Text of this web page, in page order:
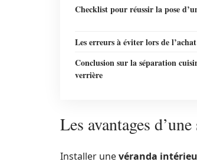
Checklist pour réussir la pose
Les erreurs à éviter lors de
Conclusion sur la séparation
verrière
Les avantages
Installer unevéranda